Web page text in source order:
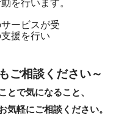
を行います。
ービスが受
援を行い
ご相談ください～
とで気になること、
気軽にご相談ください。